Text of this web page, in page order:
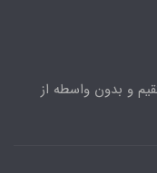
و بدون واسطه از